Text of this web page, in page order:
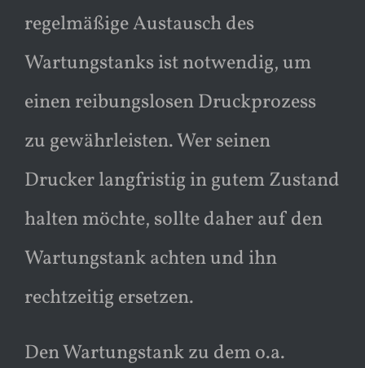
regelmäßige Austausch des
Wartungstanks ist notwendig, um
einen reibungslosen Druckprozess
zu gewährleisten. Wer seinen
Drucker langfristig in gutem Zustand
halten möchte, sollte daher auf den
Wartungstank achten und ihn
rechtzeitig ersetzen.
Den Wartungstank zu dem o.a.